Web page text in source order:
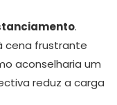
.
cena frustrante
aconselharia um
reduz a carga